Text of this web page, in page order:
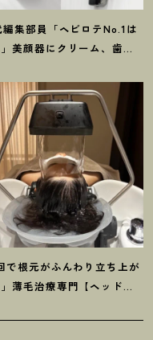
集部員「ヘビロテNo.1は
美顔器にクリーム、歯磨
選
で根元がふんわり立ち上が
」薄毛治療専門【ヘッドス